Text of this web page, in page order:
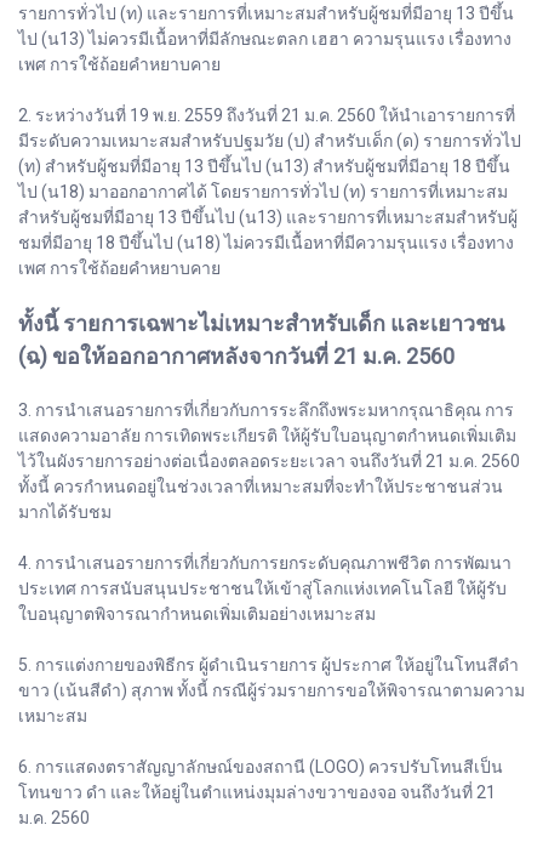
รายการทั่วไป (ท) และรายการที่เหมาะสมสำหรับผู้ชมที่มีอายุ 13 ปีขึ้น
ไป (น13) ไม่ควรมีเนื้อหาที่มีลักษณะตลก เฮฮา ความรุนแรง เรื่องทาง
เพศ การใช้ถ้อยคำหยาบคาย
2. ระหว่างวันที่ 19 พ.ย. 2559 ถึงวันที่ 21 ม.ค. 2560 ให้นำเอารายการที่
มีระดับความเหมาะสมสำหรับปฐมวัย (ป) สำหรับเด็ก (ด) รายการทั่วไป
(ท) สำหรับผู้ชมที่มีอายุ 13 ปีขึ้นไป (น13) สำหรับผู้ชมที่มีอายุ 18 ปีขึ้น
ไป (น18) มาออกอากาศได้ โดยรายการทั่วไป (ท) รายการที่เหมาะสม
สำหรับผู้ชมที่มีอายุ 13 ปีขึ้นไป (น13) และรายการที่เหมาะสมสำหรับผู้
ชมที่มีอายุ 18 ปีขึ้นไป (น18) ไม่ควรมีเนื้อหาที่มีความรุนแรง เรื่องทาง
เพศ การใช้ถ้อยคำหยาบคาย
ทั้งนี้ รายการเฉพาะไม่เหมาะสำหรับเด็ก และเยาวชน
(ฉ) ขอให้ออกอากาศหลังจากวันที่ 21 ม.ค. 2560
3. การนำเสนอรายการที่เกี่ยวกับการระลึกถึงพระมหากรุณาธิคุณ การ
แสดงความอาลัย การเทิดพระเกียรติ ให้ผู้รับใบอนุญาตกำหนดเพิ่มเติม
ไว้ในผังรายการอย่างต่อเนื่องตลอดระยะเวลา จนถึงวันที่ 21 ม.ค. 2560
ทั้งนี้ ควรกำหนดอยู่ในช่วงเวลาที่เหมาะสมที่จะทำให้ประชาชนส่วน
มากได้รับชม
4. การนำเสนอรายการที่เกี่ยวกับการยกระดับคุณภาพชีวิต การพัฒนา
ประเทศ การสนับสนุนประชาชนให้เข้าสู่โลกแห่งเทคโนโลยี ให้ผู้รับ
ใบอนุญาตพิจารณากำหนดเพิ่มเติมอย่างเหมาะสม
5. การแต่งกายของพิธีกร ผู้ดำเนินรายการ ผู้ประกาศ ให้อยู่ในโทนสีดำ
ขาว (เน้นสีดำ) สุภาพ ทั้งนี้ กรณีผู้ร่วมรายการขอให้พิจารณาตามความ
เหมาะสม
6. การแสดงตราสัญญาลักษณ์ของสถานี (LOGO) ควรปรับโทนสีเป็น
โทนขาว ดำ และให้อยู่ในตำแหน่งมุมล่างขวาของจอ จนถึงวันที่ 21
ม.ค. 2560